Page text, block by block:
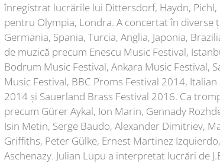
înregistrat lucrările lui Dittersdorf, Haydn,
pentru Olympia, Londra. A concertat în diverse
Germania, Spania, Turcia, Anglia, Japonia,
de muzică precum Enescu Music Festival,
Bodrum Music Festival, Ankara Music Festival,
Music Festival, BBC Proms Festival 2014,
2014 și Sauerland Brass Festival 2016. Ca
precum Gürer Aykal, Ion Marin, Gennady
Isin Metin, Serge Baudo, Alexander Dimitriev,
Griffiths, Peter Gülke, Ernest Martinez
Aschenazy. Julian Lupu a interpretat lucrări de